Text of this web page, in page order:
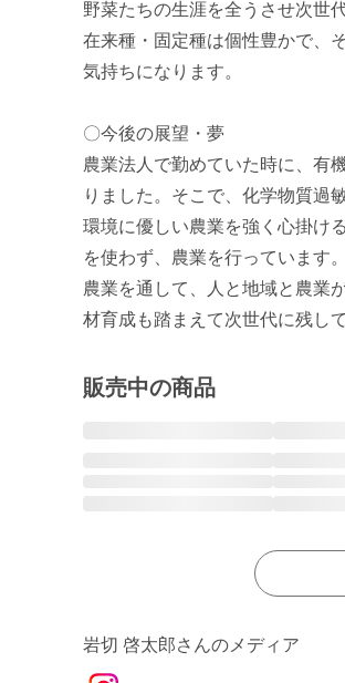
野菜たちの生涯を全うさせ次世
在来種・固定種は個性豊かで、
気持ちになります。
〇今後の展望・夢
農業法人で勤めていた時に、有
りました。そこで、化学物質過
環境に優しい農業を強く心掛け
を使わず、農業を行っています。
農業を通して、人と地域と農業
材育成も踏まえて次世代に残し
販売中の商品
岩切 啓太郎さんのメディア